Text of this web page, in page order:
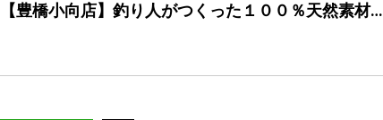
【豊橋小向店】釣り人がつくった１００％天然素材…